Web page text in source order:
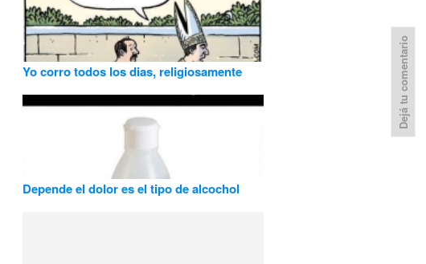
Yo corro todos los dias, religiosamente
Depende el dolor es el tipo de alcochol
Dejá tu comentario